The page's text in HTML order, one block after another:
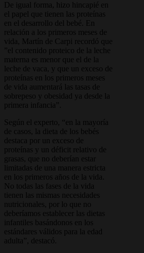
De igual forma, hizo hincapié en
el papel que tienen las proteínas
en el desarrollo del bebé. En
relación a los primeros meses de
vida, Martín de Carpi recordó que
”el contenido proteico de la leche
materna es menor que el de la
leche de vaca, y que un exceso de
proteínas en los primeros meses
de vida aumentará las tasas de
sobrepeso y obesidad ya desde la
primera infancia”.
Según el experto, “en la mayoría
de casos, la dieta de los bebés
destaca por un exceso de
proteínas y un déficit relativo de
grasas, que no deberían estar
limitadas de una manera estricta
en los primeros años de la vida.
No todas las fases de la vida
tienen las mismas necesidades
nutricionales, por lo que no
deberíamos establecer las dietas
infantiles basándonos en los
estándares válidos para la edad
adulta”, destacó.